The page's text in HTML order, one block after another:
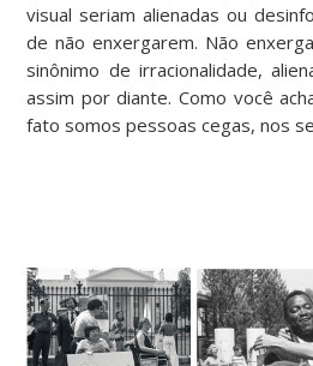
visual seriam alienadas ou
de não enxergarem. Não
sinônimo de irracionalidade,
assim por diante. Como você
fato somos pessoas cegas, nos